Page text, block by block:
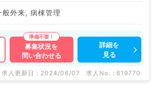
般外来, 病棟管理
募集状況を
問い合わせる
詳細を
見る
求人更新日 : 2024/06/07 求人No. : 619770